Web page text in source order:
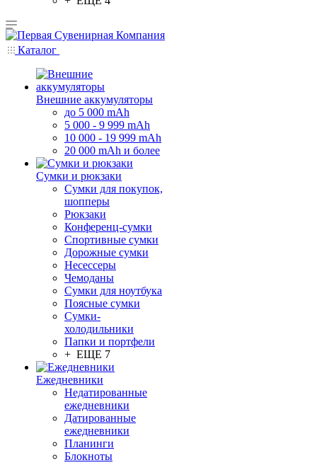
Каталог
Внешние аккумуляторы
до 5 000 mAh
5 000 - 9 999 mAh
10 000 - 19 999 mAh
20 000 mAh и более
Сумки и рюкзаки
Сумки для покупок,
шопперы
Рюкзаки
Конференц-сумки
Спортивные сумки
Дорожные сумки
Несессеры
Чемоданы
Сумки для ноутбука
Поясные сумки
Сумки-
холодильники
Папки и портфели
+ ЕЩЕ 7
Ежедневники
Недатированные
ежедневники
Датированные
ежедневники
Планинги
Блокноты